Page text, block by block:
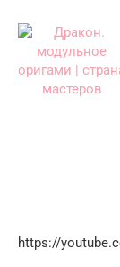
https://